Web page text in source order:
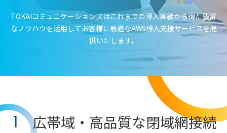
TOKAIコミュニケーションズはこれまでの導入実績から得た豊富
なノウハウを活用してお客様に最適なAWS導入支援サービスを提
供いたします。
1 広帯域・高品質な閉域網接続